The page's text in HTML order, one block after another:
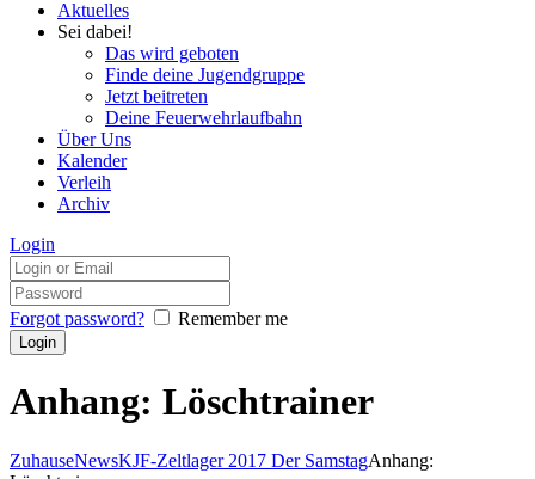
Aktuelles
Sei dabei!
Das wird geboten
Finde deine Jugendgruppe
Jetzt beitreten
Deine Feuerwehrlaufbahn
Über Uns
Kalender
Verleih
Archiv
Login
Forgot password? Remember me
Anhang: Löschtrainer
ZuhauseNewsKJF-Zeltlager 2017 Der SamstagAnhang: